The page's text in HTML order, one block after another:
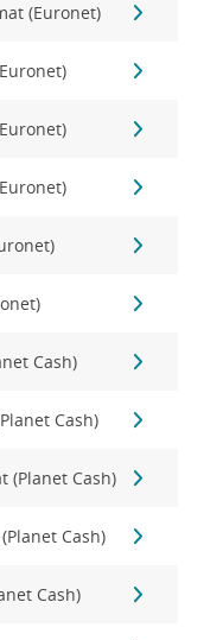
(Euronet)
Cash)
Cash)
(Planet Cash)
Cash)
Cash)